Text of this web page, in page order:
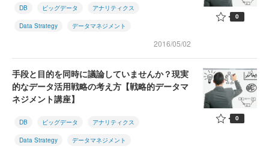
DB ビッグデータ アナリティクス
Data Strategy データマネジメント
2016/05/02
0
手段と目的を同時に議論していませんか？現実
的なデータ活用戦略の考え方【戦略的データマ
ネジメント講座】
DB ビッグデータ アナリティクス
Data Strategy データマネジメント
0